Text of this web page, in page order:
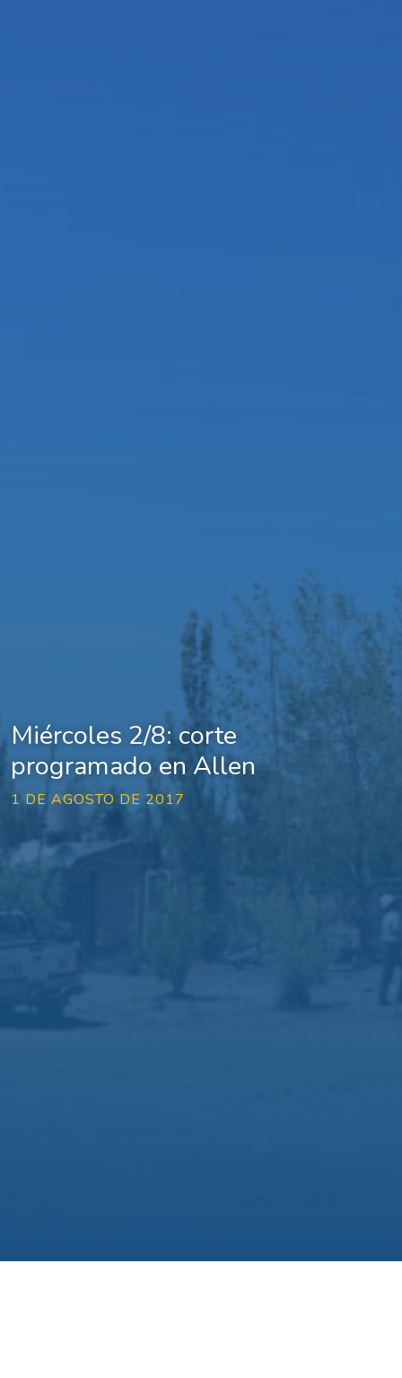
Miércoles 2/8: corte
programado en Allen
1 DE AGOSTO DE 2017